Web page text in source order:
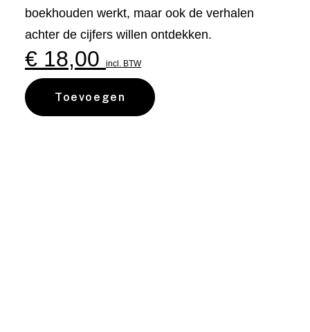
boekhouden werkt, maar ook de verhalen
achter de cijfers willen ontdekken.
€ 18,00 incl. BTW
Toevoegen